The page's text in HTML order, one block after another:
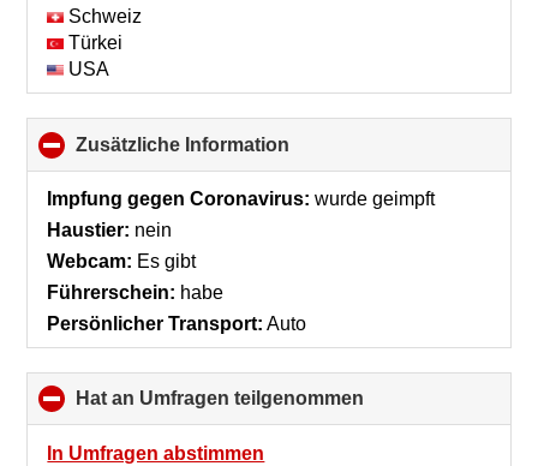
Schweiz
Türkei
USA
Zusätzliche Information
to
collapse
Impfung gegen Coronavirus: wurde geimpft
Haustier: nein
Webcam: Es gibt
Führerschein: habe
Persönlicher Transport: Auto
Hat an Umfragen teilgenommen
to
In Umfragen abstimmen